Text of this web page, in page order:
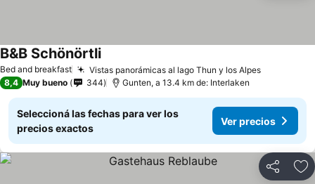
Bed and breakfast Vistas panorámicas al lago Thun y los AlpesVer
B&B SchönörtliVer precios
8,4 Muy bueno 344 Gunten, a 13.4 km de: Interlaken
Seleccioná las fechas para ver los
precios exactos
Ver precios
Compartir